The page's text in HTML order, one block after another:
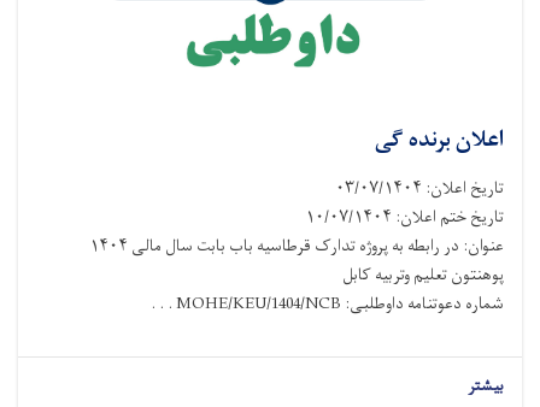
اعلان برنده گی
تاریخ اعلان: ۰۳/۰۷/۱۴۰۴
تاریخ ختم اعلان: ۱۰/۰۷/۱۴۰۴
عنوان: در رابطه به پروژه تدارک قرطاسیه باب بابت سال مالی ۱۴۰۴
پوهنتون تعلیم وتربیه کابل
شماره دعوتنامه داوطلبی: MOHE/KEU/1404/NCB . . .
بیشتر